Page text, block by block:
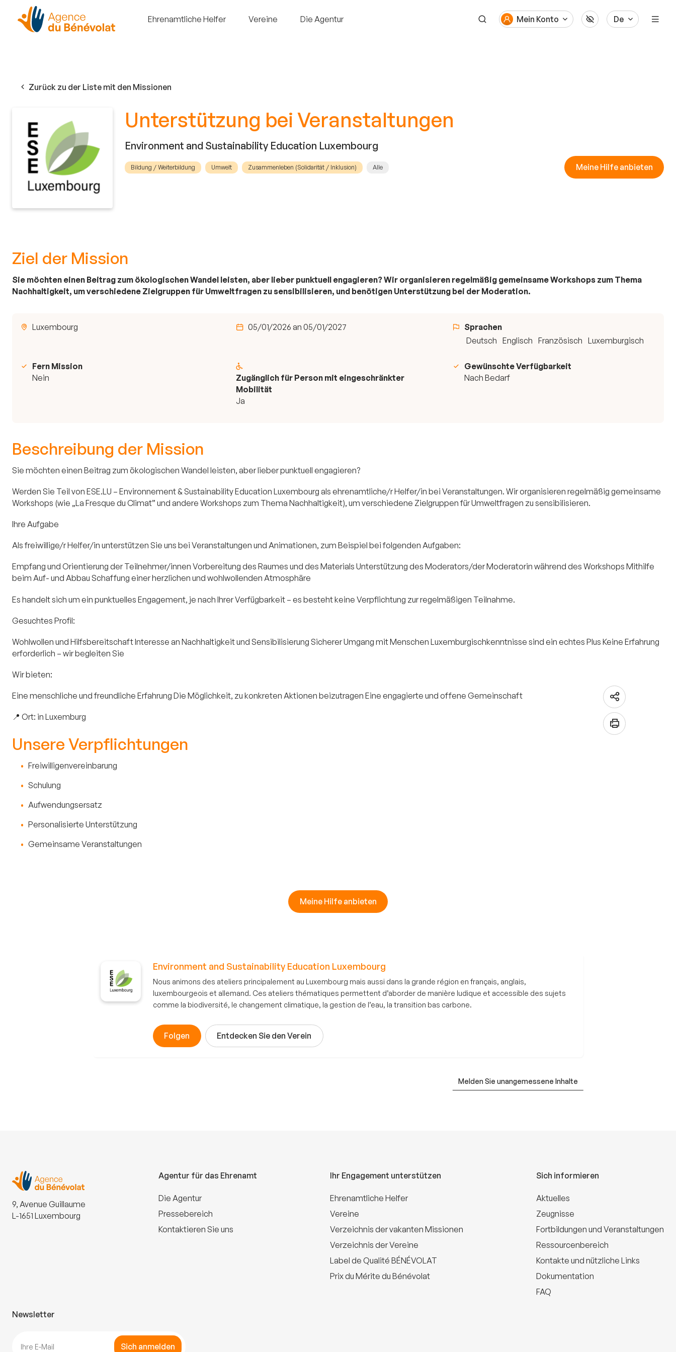
Ehrenamtliche Helfer Vereine Die Agentur Mein Konto De
Zurück zu der Liste mit den Missionen
Unterstützung bei Veranstaltungen
Environment and Sustainability Education Luxembourg
Bildung / Weiterbildung Umwelt Zusammenleben (Solidarität / Inklusion) Alle Meine Hilfe anbieten
Ziel der Mission
Sie möchten einen Beitrag zum ökologischen Wandel leisten, aber lieber punktuell engagieren? Wir organisieren regelmäßig gemeinsame Workshops zum Thema
Nachhaltigkeit, um verschiedene Zielgruppen für Umweltfragen zu sensibilisieren, und benötigen Unterstützung bei der Moderation.
Luxembourg 05/01/2026 an 05/01/2027
Sprachen
Deutsch Englisch Französisch Luxemburgisch
Fern Mission
Nein
Zugänglich für Person mit eingeschränkter
Mobilität
Ja
Gewünschte Verfügbarkeit
Nach Bedarf
Beschreibung der Mission
Sie möchten einen Beitrag zum ökologischen Wandel leisten, aber lieber punktuell engagieren?
Werden Sie Teil von ESE.LU – Environnement & Sustainability Education Luxembourg als ehrenamtliche/r Helfer/in bei Veranstaltungen. Wir organisieren regelmäßig gemeinsame
Workshops (wie „La Fresque du Climat” und andere Workshops zum Thema Nachhaltigkeit), um verschiedene Zielgruppen für Umweltfragen zu sensibilisieren.
Ihre Aufgabe
Als freiwillige/r Helfer/in unterstützen Sie uns bei Veranstaltungen und Animationen, zum Beispiel bei folgenden Aufgaben:
Empfang und Orientierung der Teilnehmer/innen Vorbereitung des Raumes und des Materials Unterstützung des Moderators/der Moderatorin während des Workshops Mithilfe
beim Auf- und Abbau Schaffung einer herzlichen und wohlwollenden Atmosphäre
Es handelt sich um ein punktuelles Engagement, je nach Ihrer Verfügbarkeit – es besteht keine Verpflichtung zur regelmäßigen Teilnahme.
Gesuchtes Profil:
Wohlwollen und Hilfsbereitschaft Interesse an Nachhaltigkeit und Sensibilisierung Sicherer Umgang mit Menschen Luxemburgischkenntnisse sind ein echtes Plus Keine Erfahrung
erforderlich – wir begleiten Sie
Wir bieten:
Eine menschliche und freundliche Erfahrung Die Möglichkeit, zu konkreten Aktionen beizutragen Eine engagierte und offene Gemeinschaft
📍 Ort: in Luxemburg
Unsere Verpflichtungen
Freiwilligenvereinbarung
Schulung
Aufwendungsersatz
Personalisierte Unterstützung
Gemeinsame Veranstaltungen
Meine Hilfe anbieten
Environment and Sustainability Education Luxembourg
Nous animons des ateliers principalement au Luxembourg mais aussi dans la grande région en français, anglais,
luxembourgeois et allemand. Ces ateliers thématiques permettent d’aborder de manière ludique et accessible des sujets
comme la biodiversité, le changement climatique, la gestion de l’eau, la transition bas carbone.
Folgen Entdecken Sie den Verein
Melden Sie unangemessene Inhalte
9, Avenue Guillaume
L-1651 Luxembourg
Agentur für das Ehrenamt
Die Agentur
Pressebereich
Kontaktieren Sie uns
Ihr Engagement unterstützen
Ehrenamtliche Helfer
Vereine
Verzeichnis der vakanten Missionen
Verzeichnis der Vereine
Label de Qualité BÉNÉVOLAT
Prix du Mérite du Bénévolat
Sich informieren
Aktuelles
Zeugnisse
Fortbildungen und Veranstaltungen
Ressourcenbereich
Kontakte und nützliche Links
Dokumentation
FAQ
Newsletter
Sich anmelden